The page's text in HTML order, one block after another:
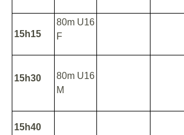
15h15
80m U16
F
15h30
80m U16
M
15h40